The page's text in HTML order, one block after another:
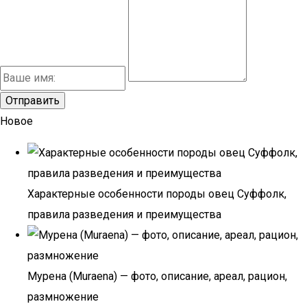
Новое
Характерные особенности породы овец Суффолк,
правила разведения и преимущества
Мурена (Muraena) — фото, описание, ареал, рацион,
размножение